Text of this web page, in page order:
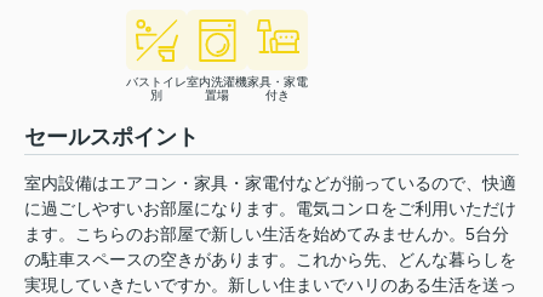
バストイレ
別
室内洗濯機
置場
家具・家電
付き
セールスポイント
室内設備はエアコン・家具・家電付などが揃っているので、快適
に過ごしやすいお部屋になります。電気コンロをご利用いただけ
ます。こちらのお部屋で新しい生活を始めてみませんか。5台分
の駐車スペースの空きがあります。これから先、どんな暮らしを
実現していきたいですか。新しい住まいでハリのある生活を送っ